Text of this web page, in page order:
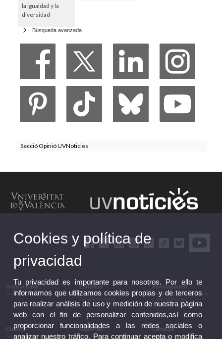
la igualdad y la
diversidad
Búsqueda avanzada
Secció Opinió UVNoticies
Institucional
Institucional
Estudios
Estudios y formación
Investigación
Investigación, innovación
Cultura
Artes escénicas
Deportes
Deportes
Campus
Campus
Cookies y política de
privacidad
Tu privacidad es importante para nosotros. Por ello te
informamos que utilizamos cookies propias y de terceros
para realizar análisis de uso y medición de nuestra página
web con el fin de personalizar contenidos,así como
proporcionar funcionalidades a las redes sociales o
analizar nuestro tráfico. Para continuar acepta o modifica